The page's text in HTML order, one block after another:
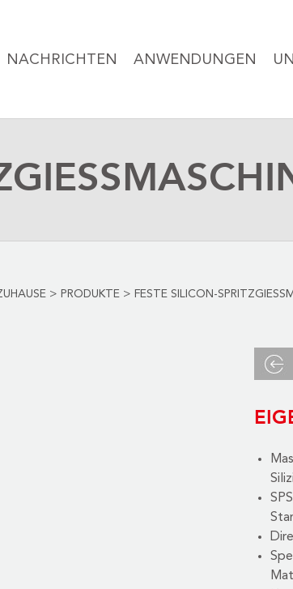
NACHRICHTEN ANWENDUNGEN
> PRODUKTE > FESTE SILICON-